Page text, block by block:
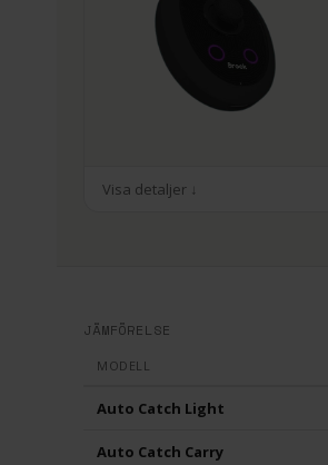
Visa detaljer ↓
JÄMFÖRELSE
MODELL
Auto Catch Light
Auto Catch Carry